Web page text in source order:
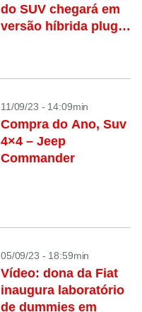
do SUV chegará em
versão híbrida plug-
11/09/23 - 14:09min
Compra do Ano, Suv
4×4 – Jeep
Commander
05/09/23 - 18:59min
Vídeo: dona da Fiat
inaugura laboratório
de dummies em